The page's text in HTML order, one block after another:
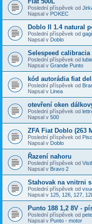
Poslední příspěvek od
Napsal v POKEC
Doblo II 1.4 natural
Poslední příspěvek od
Napsal v Doblo
Selespeed
Poslední příspěvek od
Napsal v Grande Punto
kód autorádia fiat
Poslední příspěvek od
Napsal v Linea
otevření oken
Poslední příspěvek od
Napsal v 500
ZFA Fiat Doblo (263
Poslední příspěvek od Piso
Napsal v Doblo
Řazení nahoru
Poslední příspěvek od
Napsal v Bravo 2
Stahovak na vnitrni
Poslední příspěvek od
Napsal v 125, 126, 127,
Punto 188 1,2 8V -
Poslední příspěvek od
Napsal v Punto - motor